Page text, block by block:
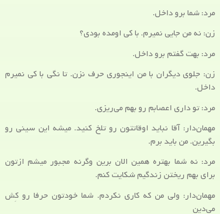
مرد: شما برو داخل.
زن: نه من جایی نمیرم. با کی اومده بودی؟
مرد: بهت گفتم برو داخل.
زن: جلوی دیگران با من اینجوری حرف نزن. تا نگی با کی نمیرم
داخل.
مرد: تو داری اعصابم رو بهم می‌ریزی.
مهمان‌دار: آقا نباید اوقاتتون رو تلخ کنید. میشه این سینی رو
بگیرین. من باید برم.
مرد: نه شما بهتره همین الان برین وگرنه مجبور میشم ازتون
برای بهم ریختن زندگیم شکایت کنم.
مهما‎‌ن‌دار: ولی من که کاری نکردم. شما خودتون حرفا رو کِش
می‌دین